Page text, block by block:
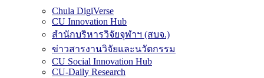
Chula DigiVerse
CU Innovation Hub
สำนักบริหารวิจัยจุฬาฯ (สบจ.)
ข่าวสารงานวิจัยและนวัตกรรม
CU Social Innovation Hub
CU-Daily Research